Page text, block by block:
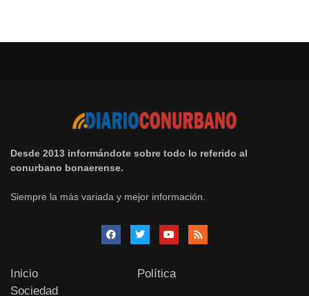
Desde 2013 informándote sobre todo lo referido al
conurbano bonaerense.
Siempre la más variada y mejor información.
Inicio
Política
Sociedad